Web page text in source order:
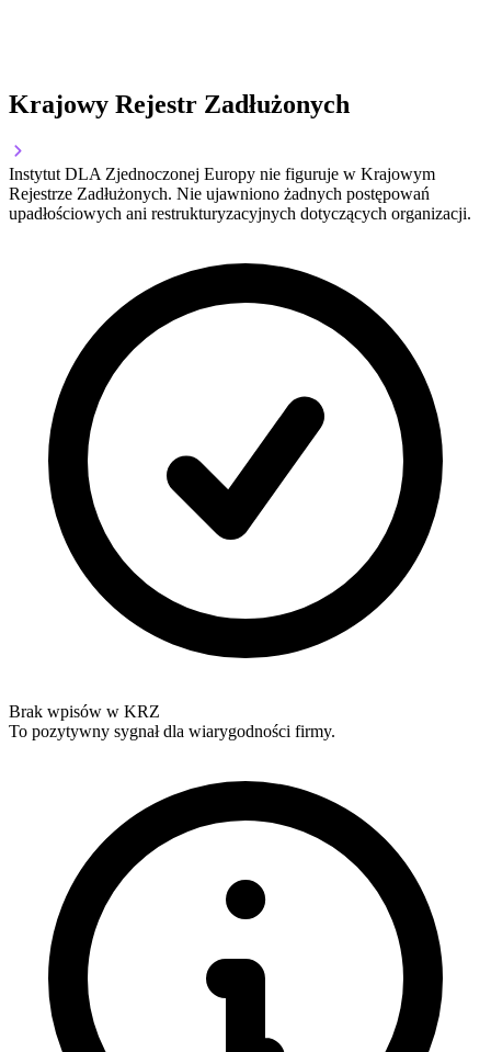
Krajowy Rejestr Zadłużonych
Instytut DLA Zjednoczonej Europy nie figuruje w Krajowym
Rejestrze Zadłużonych. Nie ujawniono żadnych postępowań
upadłościowych ani restrukturyzacyjnych dotyczących organizacji.
Brak wpisów w KRZ
To pozytywny sygnał dla wiarygodności firmy.